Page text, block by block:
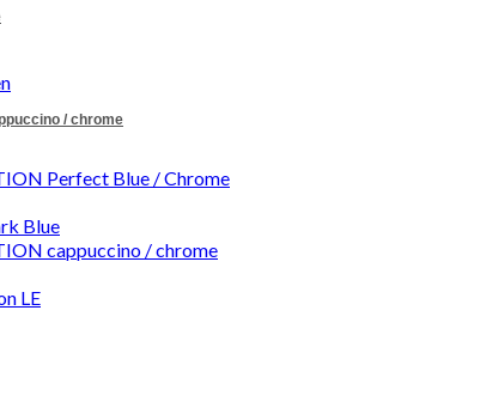
/ chrome
Perfect Blue / Chrome
Blue
cappuccino / chrome
LE